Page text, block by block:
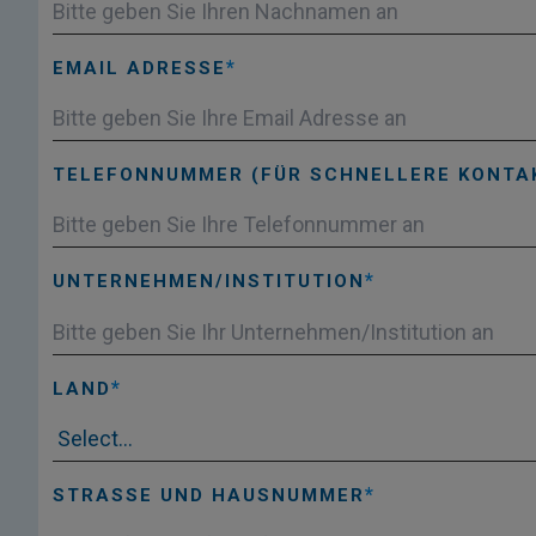
EMAIL ADRESSE
TELEFONNUMMER (FÜR SCHNELLERE
UNTERNEHMEN/INSTITUTION
LAND
STRASSE UND HAUSNUMMER